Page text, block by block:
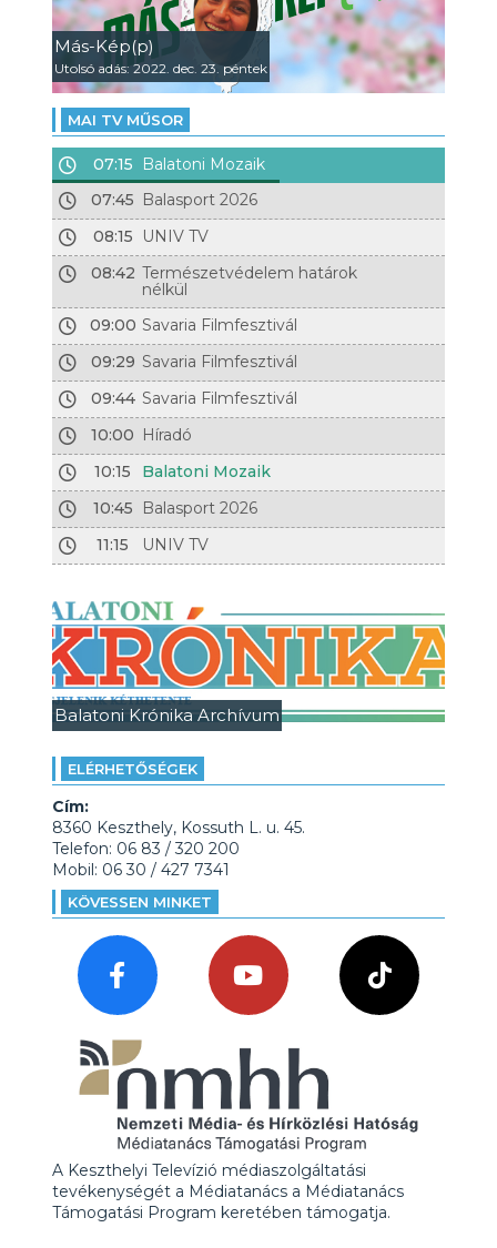
Más-Kép(p)
Utolsó adás: 2022. dec. 23. péntek
MAI TV MŰSOR
07:15
Balatoni Mozaik
07:45 Balasport 2026
08:15
UNIV TV
08:42 Természetvédelem határok
nélkül
09:00 Savaria Filmfesztivál
09:29 Savaria Filmfesztivál
09:44 Savaria Filmfesztivál
10:00 Híradó
10:15
Balatoni Mozaik
10:45
Balasport 2026
11:15
UNIV TV
Balatoni Krónika Archívum
ELÉRHETŐSÉGEK
Cím:
8360 Keszthely, Kossuth L. u. 45.
Telefon: 06 83 / 320 200
Mobil: 06 30 / 427 7341
KÖVESSEN MINKET
A Keszthelyi Televízió médiaszolgáltatási
tevékenységét a Médiatanács a Médiatanács
Támogatási Program keretében támogatja.